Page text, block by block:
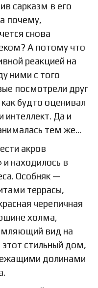
сарказм в его
почему,
снова
А потому что
реакцией на
ними с того
посмотрели друг
будто оценивал
интеллект. Да и
тем же…
акров
и находилось в
Особняк —
террасы,
черепичная
холма,
вид на
этот стильный дом,
долинами